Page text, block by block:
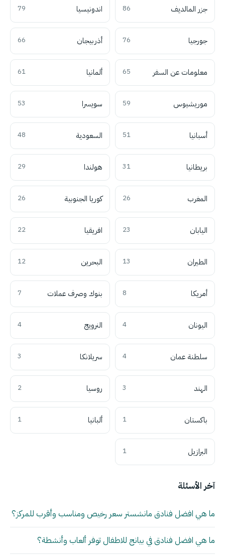
جزر المالديف 86 اندونيسيا 79
جورجيا 76 أذربيجان 66
معلومات عن السفر 65 ألمانيا 61
موريشيوس 59 سويسرا 53
أسبانيا 51 السعودية 48
بريطانيا 31 هولندا 29
المغرب 26 كوريا الجنوبية 26
اليابان 23 افريقيا 22
الطيران 13 البحرين 12
أمريكا 8 بنوك وصرف عملات 7
اليونان 4 النرويج 4
سلطنة عمان 4 سريلانكا 3
الهند 3 روسيا 2
باكستان 1 ألبانيا 1
البرازيل 1
آخر الأسئلة
ما هي افضل فنادق مانشستر سعر رخيص ومناسب وأقرب للمركز؟
ما هي افضل فنادق في بيانج للاطفال توفر ألعاب وأنشطة؟